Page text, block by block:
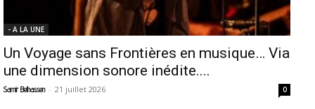
- A LA UNE
Un Voyage sans Frontières en musique… Via
une dimension sonore inédite....
Samir Belhassen - 21 juillet 2026 0